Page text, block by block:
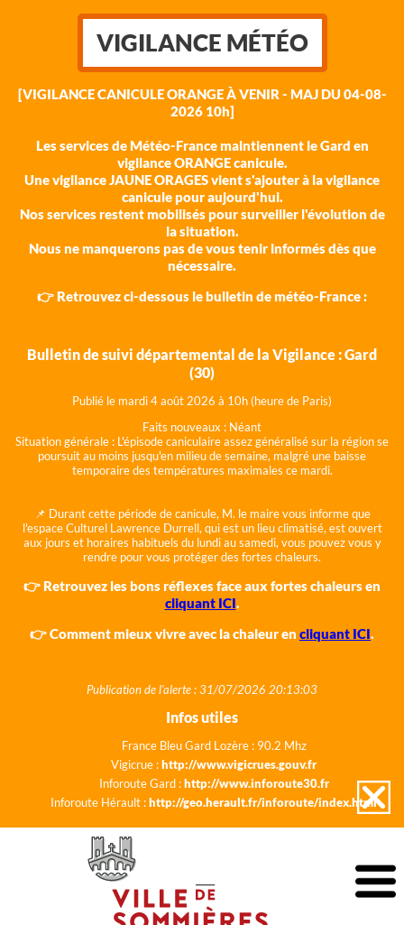
VIGILANCE MÉTÉO
[VIGILANCE CANICULE ORANGE À VENIR - MAJ DU 04-08-
2026 10h]
Les services de Météo-France maintiennent le Gard en
vigilance ORANGE canicule.
Une vigilance JAUNE ORAGES vient s'ajouter à la vigilance
canicule pour aujourd'hui.
Nos services restent mobilisés pour surveiller l'évolution de
la situation.
Nous ne manquerons pas de vous tenir informés dès que
nécessaire.
👉 Retrouvez ci-dessous le bulletin de météo-France :
Bulletin de suivi départemental de la Vigilance : Gard
(30)
Publié le mardi 4 août 2026 à 10h (heure de Paris)
Faits nouveaux : Néant
Situation générale : L'épisode caniculaire assez généralisé sur la région se
poursuit au moins jusqu'en milieu de semaine, malgré une baisse
temporaire des températures maximales ce mardi.
📌 Durant cette période de canicule, M. le maire vous informe que
l'espace Culturel Lawrence Durrell, qui est un lieu climatisé, est ouvert
aux jours et horaires habituels du lundi au samedi, vous pouvez vous y
rendre pour vous protéger des fortes chaleurs.
👉 Retrouvez les bons réflexes face aux fortes chaleurs en
cliquant ICI.
👉 Comment mieux vivre avec la chaleur en cliquant ICI.
Publication de l'alerte : 31/07/2026 20:13:03
Infos utiles
France Bleu Gard Lozère : 90.2 Mhz
Vigicrue :http://www.vigicrues.gouv.fr
Inforoute Gard :http://www.inforoute30.fr
Inforoute Hérault :http://geo.herault.fr/inforoute/index.html